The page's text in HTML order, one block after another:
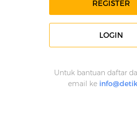
REGISTER
LOGIN
Untuk bantuan daftar
email ke